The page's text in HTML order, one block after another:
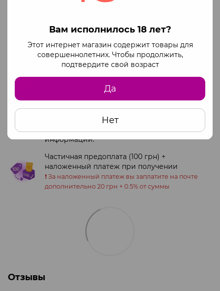
Вам исполнилось 18 лет?
Этот интернет магазин содержит товары для
совершеннолетних. Чтобы продолжить,
подтвердите свой возраст
Да
Нет
Мы работаем официально через ФОП
Доступные способы оплаты:
Оплата на сайте через monopay
Платежные системы Visa и Mastercard
Полная оплата по официальным реквизитам
информации.
Частичная предоплата (100 грн) +
наложенный платеж при получении
❗️ За наложенный платеж вы заплатите на почте
дополнительно 20 грн + 0.5% от суммы
Отзывы